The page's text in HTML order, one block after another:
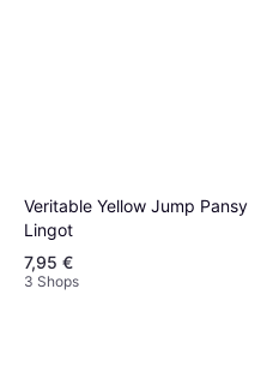
Veritable Yellow Jump Pansy
Lingot
7,95 €
3 Shops